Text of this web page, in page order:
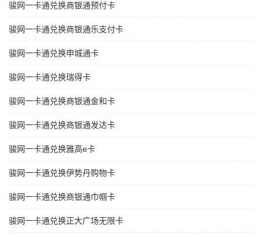
骏网一卡通兑换商银通预付卡
骏网一卡通兑换商银通乐支付卡
骏网一卡通兑换申城通卡
骏网一卡通兑换瑞得卡
骏网一卡通兑换商银通金和卡
骏网一卡通兑换商银通发达卡
骏网一卡通兑换雅高e卡
骏网一卡通兑换伊势丹购物卡
骏网一卡通兑换商银通巾帼卡
骏网一卡通兑换正大广场无限卡